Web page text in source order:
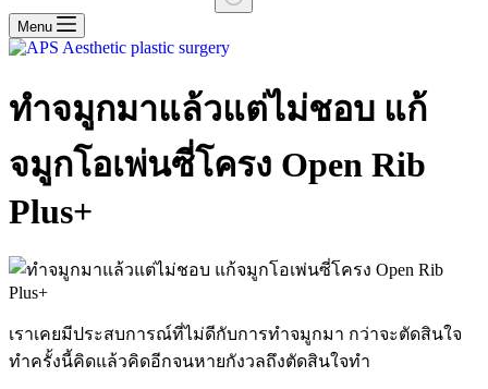
No
results
Menu
ทำจมูกมาแล้วแต่ไม่ชอบ แก้
จมูกโอเพ่นซี่โครง Open Rib
Plus+
เราเคยมีประสบการณ์ที่ไม่ดีกับการทำจมูกมา กว่าจะตัดสินใจ
ทำครั้งนี้คิดแล้วคิดอีกจนหายกังวลถึงตัดสินใจทำ